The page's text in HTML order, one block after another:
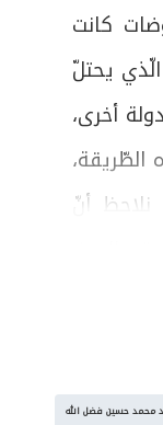
كانت
يحتلّ
أخرى،
الطّريقة،
أنّ
محمد حسين فضل الله